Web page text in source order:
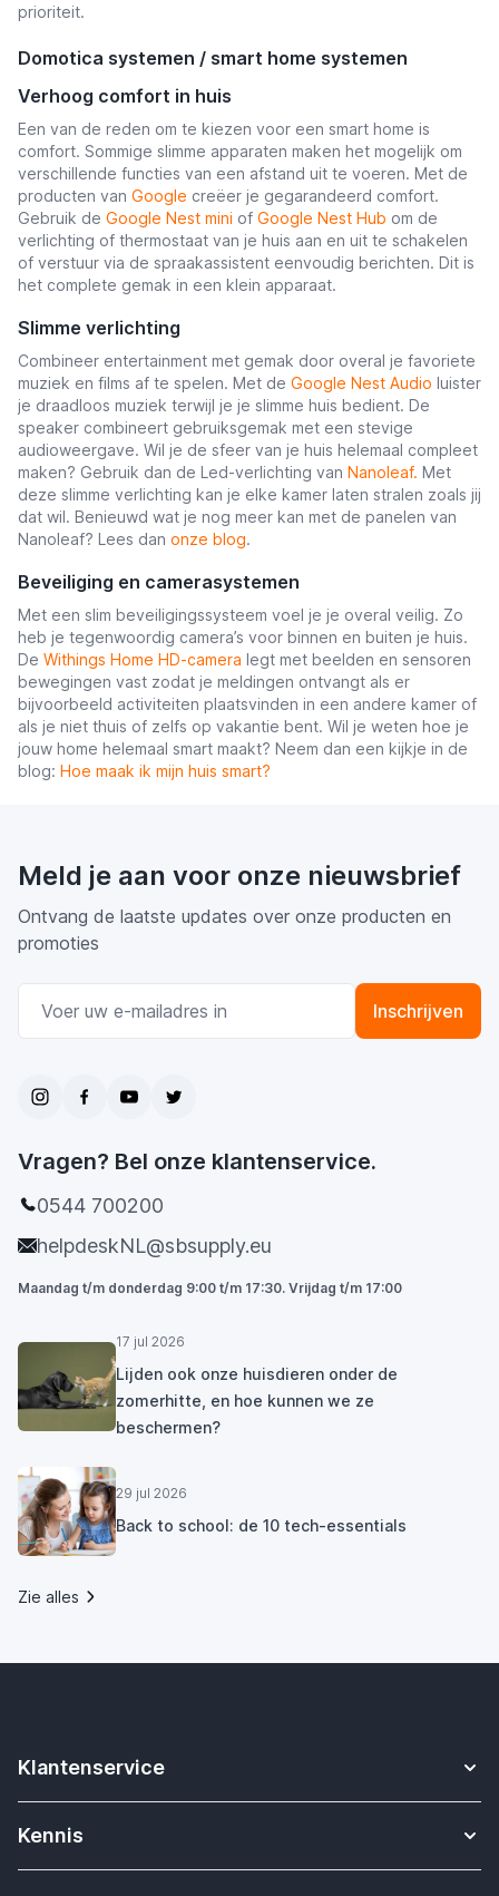
prioriteit.
Domotica systemen / smart home systemen
Verhoog comfort in huis
Een van de reden om te kiezen voor een smart home is
comfort. Sommige slimme apparaten maken het mogelijk om
verschillende functies van een afstand uit te voeren. Met de
producten van Google creëer je gegarandeerd comfort.
Gebruik de Google Nest mini of Google Nest Hub om de
verlichting of thermostaat van je huis aan en uit te schakelen
of verstuur via de spraakassistent eenvoudig berichten. Dit is
het complete gemak in een klein apparaat.
Slimme verlichting
Combineer entertainment met gemak door overal je favoriete
muziek en films af te spelen. Met de Google Nest Audio luister
je draadloos muziek terwijl je je slimme huis bedient. De
speaker combineert gebruiksgemak met een stevige
audioweergave. Wil je de sfeer van je huis helemaal compleet
maken? Gebruik dan de Led-verlichting van Nanoleaf. Met
deze slimme verlichting kan je elke kamer laten stralen zoals jij
dat wil. Benieuwd wat je nog meer kan met de panelen van
Nanoleaf? Lees dan onze blog.
Beveiliging en camerasystemen
Met een slim beveiligingssysteem voel je je overal veilig. Zo
heb je tegenwoordig camera’s voor binnen en buiten je huis.
De Withings Home HD-camera legt met beelden en sensoren
bewegingen vast zodat je meldingen ontvangt als er
bijvoorbeeld activiteiten plaatsvinden in een andere kamer of
als je niet thuis of zelfs op vakantie bent. Wil je weten hoe je
jouw home helemaal smart maakt? Neem dan een kijkje in de
blog: Hoe maak ik mijn huis smart?
Meld je aan voor onze nieuwsbrief
Ontvang de laatste updates over onze producten en
promoties
Inschrijven
Vragen? Bel onze klantenservice.
0544 700200
helpdeskNL@sbsupply.eu
Maandag t/m donderdag 9:00 t/m 17:30. Vrijdag t/m 17:00
17 jul 2026
Lijden ook onze huisdieren onder de
zomerhitte, en hoe kunnen we ze
beschermen?
29 jul 2026
Back to school: de 10 tech-essentials
Zie alles
Klantenservice
Contact
Kennis
Apple Watch bandjes kennisbank